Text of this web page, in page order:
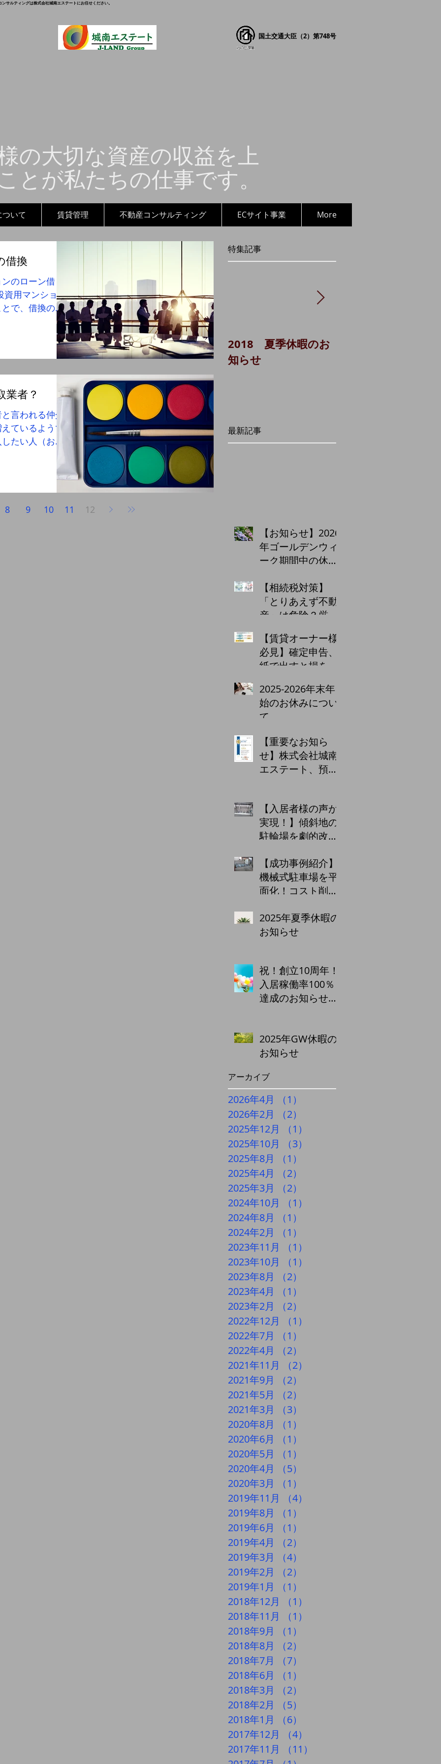
サルティングは株式会社城南エステートにお任せください。
の大切な資産の収益を上
とが私たちの仕事です。
国土交通大臣（2）第748号
いて 賃貸管理 不動産コンサルティング ECサイト事業 More
借換
のローン借り
資用マンション
で、借換のご
社では、住宅ロ
ティング業務と
気軽に御相談く
業者？
言われる仲介
ているようで
たい人（お客
8 9 10 11 12
特集記事
2018 夏季休暇のお
知らせ
最新記事
【お知らせ】2026
年ゴールデンウィ
ーク期間中の休業
【相続税対策】
「とりあえず不動
産」は危険？厳格
口化商品・収益物
件購入の注意点
【賃貸オーナー様
必見】確定申告、
紙で出すと損をす
万円控除の落とし
穴
2025-2026年末年
始のお休みについ
て
【重要なお知ら
せ】株式会社城南
エステート、預か
了！お客様への
「あんしん」をこ
れからも
【入居者様の声が
実現！】傾斜地の
駐輪場を劇的改
駐輪ラックを設置
しました！
【成功事例紹介】
機械式駐車場を平
面化！コスト削減
賃料アップを実
現！
2025年夏季休暇の
お知らせ
祝！創立10周年！
入居稼働率100％
達成のお知らせ
2025年GW休暇の
お知らせ
アーカイブ
2026年4月 （1）
2026年2月
（2）
2025年12月
（1）
2025年10月
（3）
2025年8月
（1）
2025年4月
（2）
2025年3月
（2）
2024年10月
（1）
2024年8月
（1）
2024年2月
（1）
2023年11月
（1）
2023年10月
（1）
2023年8月
（2）
2023年4月
（1）
2023年2月
（2）
2022年12月
（1）
2022年7月
（1）
2022年4月
（2）
2021年11月
（2）
2021年9月
（2）
2021年5月
（2）
2021年3月
（3）
2020年8月
（1）
2020年6月
（1）
2020年5月
（1）
2020年4月
（5）
2020年3月
（1）
2019年11月
（4）
2019年8月
（1）
2019年6月
（1）
2019年4月
（2）
2019年3月
（4）
2019年2月
（2）
2019年1月
（1）
2018年12月
（1）
2018年11月
（1）
2018年9月
（1）
2018年8月
（2）
2018年7月
（7）
2018年6月
（1）
2018年3月
（2）
2018年2月
（5）
2018年1月
（6）
2017年12月
（4）
2017年11月
（11）